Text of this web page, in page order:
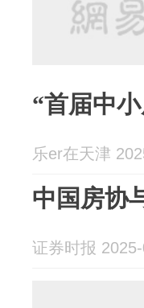
“首届中
乐er在天津
中国房协
证券时报